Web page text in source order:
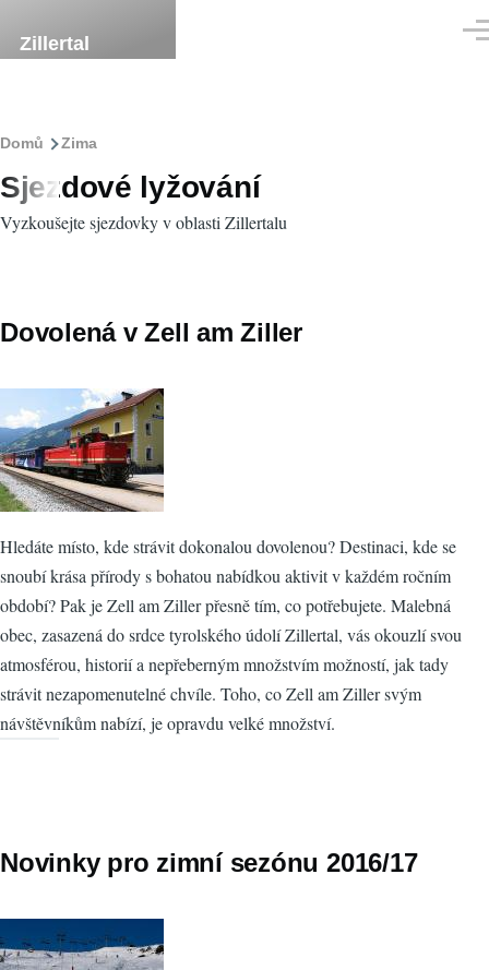
Zillertal
Drobečková
navigace
Domů Zima
Sjezdové lyžování
Vyzkoušejte sjezdovky v oblasti Zillertalu
Dovolená v Zell am Ziller
Hledáte místo, kde strávit dokonalou dovolenou? Destinaci, kde se
snoubí krása přírody s bohatou nabídkou aktivit v každém ročním
období? Pak je Zell am Ziller přesně tím, co potřebujete. Malebná
obec, zasazená do srdce tyrolského údolí Zillertal, vás okouzlí svou
atmosférou, historií a nepřeberným množstvím možností, jak tady
strávit nezapomenutelné chvíle. Toho, co Zell am Ziller svým
návštěvníkům nabízí, je opravdu velké množství.
Novinky pro zimní sezónu 2016/17